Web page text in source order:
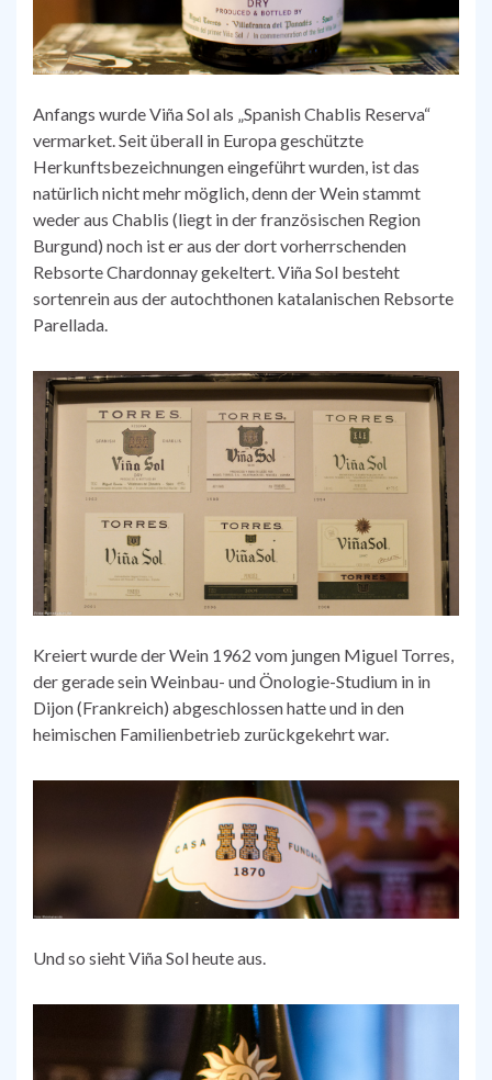
Anfangs wurde Viña Sol als „Spanish Chablis Reserva“
vermarket. Seit überall in Europa geschützte
Herkunftsbezeichnungen eingeführt wurden, ist das
natürlich nicht mehr möglich, denn der Wein stammt
weder aus Chablis (liegt in der französischen Region
Burgund) noch ist er aus der dort vorherrschenden
Rebsorte Chardonnay gekeltert. Viña Sol besteht
sortenrein aus der autochthonen katalanischen Rebsorte
Parellada.
Kreiert wurde der Wein 1962 vom jungen Miguel Torres,
der gerade sein Weinbau- und Önologie-Studium in in
Dijon (Frankreich) abgeschlossen hatte und in den
heimischen Familienbetrieb zurückgekehrt war.
Und so sieht Viña Sol heute aus.